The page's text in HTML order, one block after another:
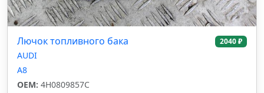
Лючок топливного бака 2040 ₽
AUDI
A8
OEM: 4H0809857C